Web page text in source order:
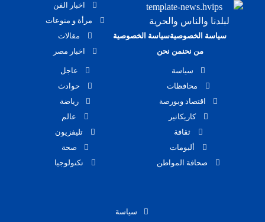
لبلدنا والناس والحرية
سياسة الخصوصيةسياسة الخصوصية
من نحنمن نحن
اخبار الفن
مرأة و منوعات
مقالات
اخبار مصر
سياسة
محافظات
اقتصاد وبورصة
كاريكاتير
ثقافة
ألبومات
صحافة المواطن
عاجل
حوادث
رياضة
عالم
تليفزيون
صحة
تكنولوجيا
سياسة